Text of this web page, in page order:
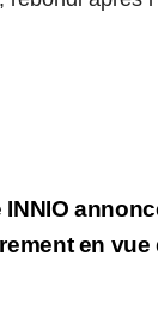
en